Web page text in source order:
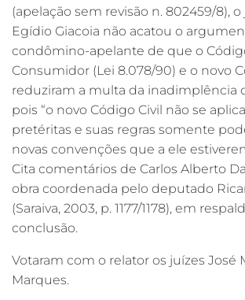
(apelação sem revisão n. 802459/8),
Egídio Giacoia não acatou o
condômino-apelante de que o
Consumidor (Lei 8.078/90) e o novo
reduziram a multa da inadimplência
pois “o novo Código Civil não se
pretéritas e suas regras somente
novas convenções que a ele
Cita comentários de Carlos Alberto
obra coordenada pelo deputado
(Saraiva, 2003, p. 1177/1178), em
conclusão.
Votaram com o relator os juízes José
Marques.